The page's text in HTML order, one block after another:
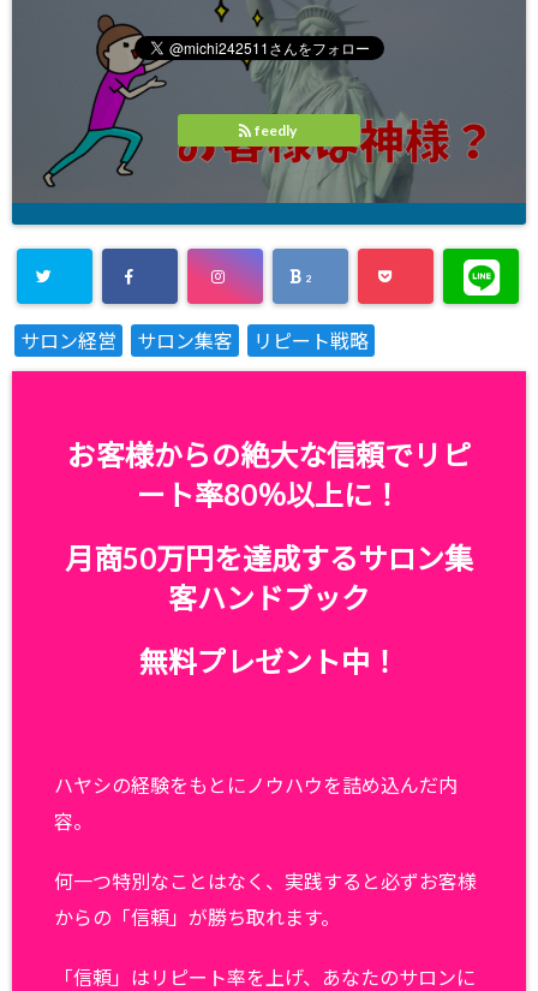
feedly
2
サロン経営 サロン集客 リピート戦略
お客様からの絶大な信頼でリピ
ート率80％以上に！
月商50万円を達成するサロン集
客ハンドブック
無料プレゼント中！
ハヤシの経験をもとにノウハウを詰め込んだ内
容。
何一つ特別なことはなく、実践すると必ずお客様
からの「信頼」が勝ち取れます。
「信頼」はリピート率を上げ、あなたのサロンに